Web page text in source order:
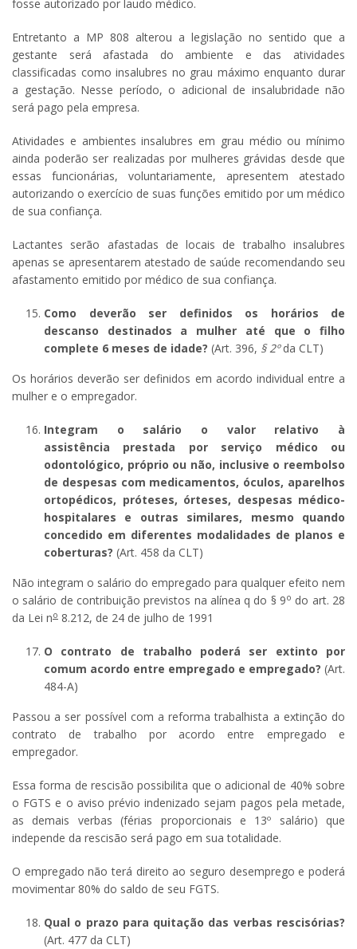
fosse autorizado por laudo médico.
Entretanto a MP 808 alterou a legislação no sentido que a
gestante será afastada do ambiente e das atividades
classificadas como insalubres no grau máximo enquanto durar
a gestação. Nesse período, o adicional de insalubridade não
será pago pela empresa.
Atividades e ambientes insalubres em grau médio ou mínimo
ainda poderão ser realizadas por mulheres grávidas desde que
essas funcionárias, voluntariamente, apresentem atestado
autorizando o exercício de suas funções emitido por um médico
de sua confiança.
Lactantes serão afastadas de locais de trabalho insalubres
apenas se apresentarem atestado de saúde recomendando seu
afastamento emitido por médico de sua confiança.
Como deverão ser definidos os horários de
descanso destinados a mulher até que o filho
complete 6 meses de idade? (Art. 396, § 2ºda CLT)
Os horários deverão ser definidos em acordo individual entre a
mulher e o empregador.
Integram o salário o valor relativo à
assistência prestada por serviço médico ou
odontológico, próprio ou não, inclusive o reembolso
de despesas com medicamentos, óculos, aparelhos
ortopédicos, próteses, órteses, despesas médico-
hospitalares e outras similares, mesmo quando
concedido em diferentes modalidades de planos e
coberturas? (Art. 458 da CLT)
Não integram o salário do empregado para qualquer efeito nem
o salário de contribuição previstos na alínea q do § 9o do art. 28
da Lei no 8.212, de 24 de julho de 1991
O contrato de trabalho poderá ser extinto por
comum acordo entre empregado e empregado? (Art.
484-A)
Passou a ser possível com a reforma trabalhista a extinção do
contrato de trabalho por acordo entre empregado e
empregador.
Essa forma de rescisão possibilita que o adicional de 40% sobre
o FGTS e o aviso prévio indenizado sejam pagos pela metade,
as demais verbas (férias proporcionais e 13º salário) que
independe da rescisão será pago em sua totalidade.
O empregado não terá direito ao seguro desemprego e poderá
movimentar 80% do saldo de seu FGTS.
Qual o prazo para quitação das verbas rescisórias?
(Art. 477 da CLT)